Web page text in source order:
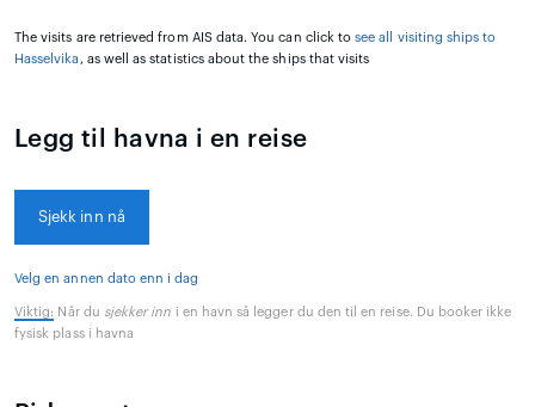
The visits are retrieved from AIS data. You can click tosee all visiting ships to
Hasselvika, as well as statistics about the ships that visits
Legg til havna i en reise
Sjekk inn nå
Velg en annen dato enn i dag
Viktig: Når du sjekker inn i en havn så legger du den til en reise. Du booker ikke
fysisk plass i havna